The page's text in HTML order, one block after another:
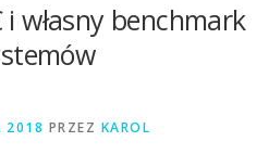
– ROZWIĄZANIA ZADAŃ
i własny benchmark
2018 PRZEZ KAROL